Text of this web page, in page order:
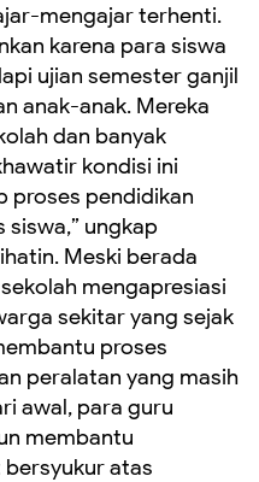
mengajar terhenti.
karena para siswa
ujian semester ganjil
anak-anak. Mereka
dan banyak
kondisi ini
proses pendidikan
ungkap
Meski berada
mengapresiasi
sekitar yang sejak
proses
peralatan yang masih
awal, para guru
membantu
atas